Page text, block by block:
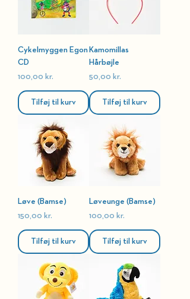
Cykelmyggen Egon
CD
Pris
100,00 kr.
Tilføj til kurv
Kamomillas
Hårbøjle
Pris
50,00 kr.
Tilføj til kurv
Løve (Bamse)
Pris
150,00 kr.
Tilføj til kurv
Løveunge (Bamse)
Pris
100,00 kr.
Tilføj til kurv